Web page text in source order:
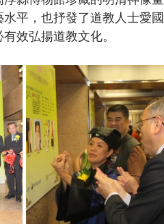
平，也抒發了道教人士愛
效弘揚道教文化。